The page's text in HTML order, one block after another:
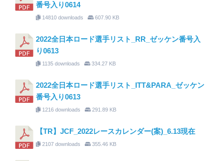
番号入り0614
14810 downloads 607.90 KB
2022全日本ロード選手リスト_RR_ゼッケン番号入
り0613
1135 downloads 334.27 KB
2022全日本ロード選手リスト_ITT&PARA_ゼッケン
番号入り0613
1216 downloads 291.89 KB
【TR】JCF_2022レースカレンダー(案)_6.13現在
2107 downloads 355.46 KB